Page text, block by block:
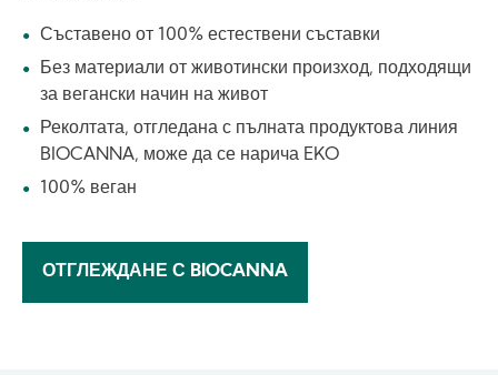
Съставено от 100% естествени съставки
Без материали от животински произход, подходящи
за вегански начин на живот
Реколтата, отгледана с пълната продуктова линия
BIOCANNA, може да се нарича EKO
100% веган
ОТГЛЕЖДАНЕ С BIOCANNA